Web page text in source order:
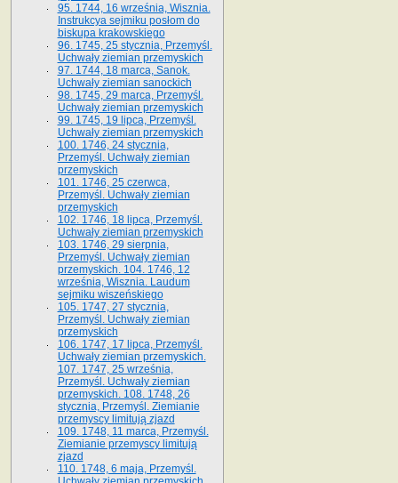
95. 1744, 16 września, Wisznia.
Instrukcya sejmiku posłom do
biskupa krakowskiego
96. 1745, 25 stycznia, Przemyśl.
Uchwały ziemian przemyskich
97. 1744, 18 marca, Sanok.
Uchwały ziemian sanockich
98. 1745, 29 marca, Przemyśl.
Uchwały ziemian przemyskich
99. 1745, 19 lipca, Przemyśl.
Uchwały ziemian przemyskich
100. 1746, 24 stycznia,
Przemyśl. Uchwały ziemian
przemyskich
101. 1746, 25 czerwca,
Przemyśl. Uchwały ziemian
przemyskich
102. 1746, 18 lipca, Przemyśl.
Uchwały ziemian przemyskich
103. 1746, 29 sierpnia,
Przemyśl. Uchwały ziemian
przemyskich. 104. 1746, 12
września, Wisznia. Laudum
sejmiku wiszeńskiego
105. 1747, 27 stycznia,
Przemyśl. Uchwały ziemian
przemyskich
106. 1747, 17 lipca, Przemyśl.
Uchwały ziemian przemyskich.
107. 1747, 25 września,
Przemyśl. Uchwały ziemian
przemyskich. 108. 1748, 26
stycznia, Przemyśl. Ziemianie
przemyscy limitują zjazd
109. 1748, 11 marca, Przemyśl.
Ziemianie przemyscy limitują
zjazd
110. 1748, 6 maja, Przemyśl.